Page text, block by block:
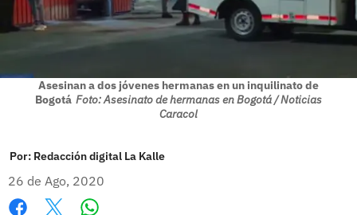
Asesinan a dos jóvenes hermanas en un inquilinato de
Bogotá Foto: Asesinato de hermanas en Bogotá / Noticias
Caracol
Por: Redacción digital La Kalle
26 de Ago, 2020